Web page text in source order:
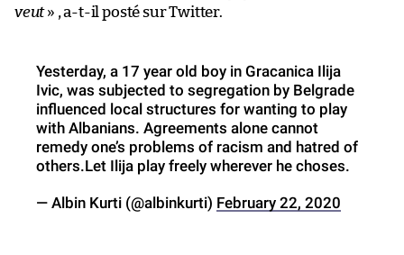
veut» , a-t-il posté sur Twitter.
Yesterday, a 17 year old boy in Gracanica Ilija
Ivic, was subjected to segregation by Belgrade
influenced local structures for wanting to play
with Albanians. Agreements alone cannot
remedy one’s problems of racism and hatred of
others.Let Ilija play freely wherever he choses.
— Albin Kurti (@albinkurti) February 22, 2020